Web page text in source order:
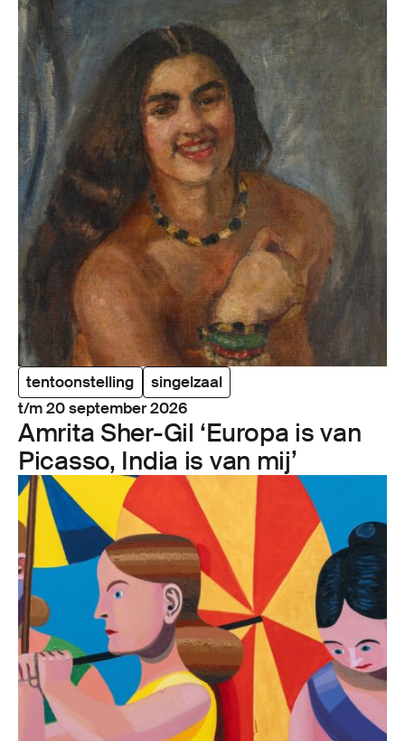
tentoonstelling
singelzaal
t/m 20 september 2026
Amrita Sher-Gil ‘Europa is van
Picasso, India is van mij’